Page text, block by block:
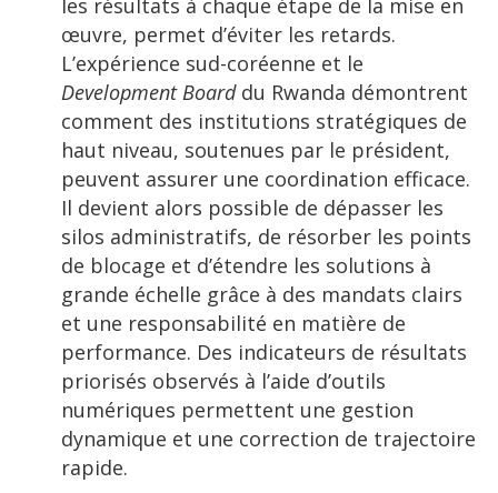
les résultats à chaque étape de la mise en
œuvre, permet d’éviter les retards.
L’expérience sud-coréenne et le
Development Boarddu Rwanda démontrent
comment des institutions stratégiques de
haut niveau, soutenues par le président,
peuvent assurer une coordination efficace.
Il devient alors possible de dépasser les
silos administratifs, de résorber les points
de blocage et d’étendre les solutions à
grande échelle grâce à des mandats clairs
et une responsabilité en matière de
performance. Des indicateurs de résultats
priorisés observés à l’aide d’outils
numériques permettent une gestion
dynamique et une correction de trajectoire
rapide.